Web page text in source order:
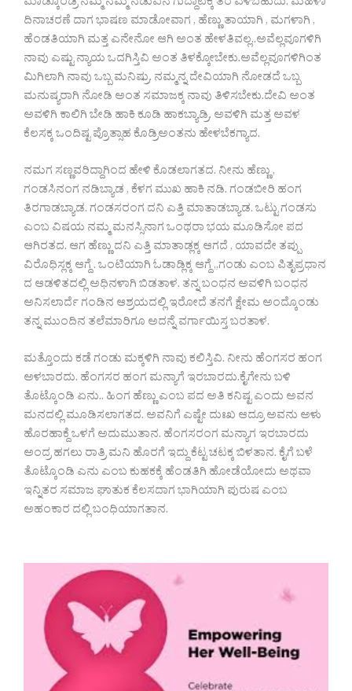
ದಿನಾಚರಣೆ ದಾಗ ಭಾಷಣ ಮಾಡೋವಾಗ , ಹೆಣ್ಣು ತಾಯಾಗಿ , ಮಗಳಾಗಿ ,
ಹೆಂಡತಿಯಾಗಿ ಮತ್ತ ಎನೇನೋ ಆಗಿ ಅಂತ ಹೇಳತಿವಲ್ಲ..ಅವೆಲ್ಲವೂಗಳಿಗಿ
ನಾವು ಎಷ್ಟು ನ್ಯಾಯ ಒದಗಿಸ್ತಿವಿ ಅಂತ ತಿಳಕ್ಕೋಬೇಕು.ಅವೆಲ್ಲವೂಗಳಿಗಿಂತ
ಮಿಗಿಲಾಗಿ ನಾವು ಒಬ್ಬ ಮನಿಷ್ರು. ನಮ್ಮನ್ನ ದೇವಿಯಾಗಿ ನೋಡದೆ ಒಬ್ಬ
ಮನುಷ್ಯರಾಗಿ ನೋಡಿ ಅಂತ ಸಮಾಜಕ್ಕ ನಾವು ತಿಳಿಸಬೇಕು.ದೇವಿ ಅಂತ
ಅವಳಿಗಿ ಕಾಲಿಗಿ ಬೇಡಿ ಹಾಕಿ ಕೂಡಿ ಹಾಕಬ್ಯಾಡ್ರಿ. ಅವಳಿಗಿ ಮತ್ತ ಅವಳ
ಕೆಲಸಕ್ಕ ಒಂದಿಷ್ಟ ಪ್ರೊತ್ಸಾಹ ಕೊಡ್ರಿಅಂತನು ಹೇಳಬೆಕಗ್ಯಾದ.
ನಮಗ ಸಣ್ಣವರಿದ್ದಾಗಿಂದ ಹೇಳಿ ಕೊಡಲಾಗತದ. ನೀನು ಹೆಣ್ಣು ,
ಗಂಡಸಿನಂಗ ನಡಿಬ್ಯಾಡ , ಕೆಳಗ ಮುಖ ಹಾಕಿ ನಡಿ. ಗಂಡಬೀರಿ ಹಂಗ
ತಿರಗಾಡಬ್ಯಾಡ. ಗಂಡಸರಂಗ ದನಿ ಎತ್ತಿ ಮಾತಾಡಬ್ಯಾಡ. ಒಟ್ಟು ಗಂಡಸು
ಎಂಬ ವಿಷಯ ನಮ್ಮ ಮನಸ್ಸಿನಾಗ ಒಂಥರಾ ಭಯ ಮೂಡಿಸೋ ಪದ
ಆಗಿರತದ. ಆಗ ಹೆಣ್ಣು ದನಿ ಎತ್ತಿ ಮಾತಾಡ್ಲಕ್ಕ ಆಗದೆ , ಯಾವದೇ ತಪ್ಪು
ವಿರೊಧಿಸ್ಲಕ್ಕ ಆಗ್ದೆ . ಒಂಟಿಯಾಗಿ ಓಡಾಡ್ಲಿಕ್ಕ ಆಗ್ದೆ ,,ಗಂಡು ಎಂಬ ಪಿತೃಪ್ರಧಾನ
ದ ಆಡಳಿತದಲ್ಲಿ ಅಧಿನಳಾಗಿ ಬಿಡತಾಳ. ತನ್ನ ಬಂಧನ ಅವಳಿಗಿ ಬಂಧನ
ಅನಿಸಲಾರ್ದೆ ಗಂಡಿನ ಆಶ್ರಯದಲ್ಲಿ ಇರೋದೆ ತನಗೆ ಕ್ಷೇಮ ಅಂದ್ಕೊಂಡು
ತನ್ನ ಮುಂದಿನ ತಲೆಮಾರಿಗೂ ಅದನ್ನೆ ವರ್ಗಾಯಿಸ್ತ ಬರತಾಳ.
ಮತ್ತೊಂದು ಕಡೆ ಗಂಡು ಮಕ್ಕಳಿಗಿ ನಾವು ಕಲಿಸ್ತಿವಿ. ನೀನು ಹೆಂಗಸರ ಹಂಗ
ಅಳಬಾರದು. ಹೆಂಗಸರ ಹಂಗ ಮನ್ಯಾಗೆ ಇರಬಾರದು.ಕೈಗೇನು ಬಳಿ
ತೊಟ್ಕೊಂಡಿ ಏನು.. ಹಿಂಗ ಹೆಣ್ಣು ಎಂಬ ಪದ ಅತಿ ಕನಿಷ್ಟ ಎಂದು ಅವನ
ಮನದಲ್ಲಿ ಮೂಡಿಸಲಾಗತದ. ಅವನಿಗೆ ಎಷ್ಟೇ ದುಃಖ ಆದ್ರೂ ಅವನು ಅಳು
ಹೊರಹಾಕ್ದೆ ಒಳಗೆ ಅದುಮುತಾನ. ಹೆಂಗಸರಂಗ ಮನ್ಯಾಗ ಇರಬಾರದು
ಅಂದ್ರ ಹಗಲು ರಾತ್ರಿ ಮನಿ ಹೊರಗೆ ಇದ್ದು ಕೆಟ್ಟ ಚಟಕ್ಕ ಬಿಳತಾನ. ಕೈಗೆ ಬಳೆ
ತೊಟ್ಕೊಂಡಿ ಎನು ಎಂಬ ಕುಹಕಕ್ಕೆ ಹೆಂಡತಿಗಿ ಹೋಡೆಯೋದು ಅಥವಾ
ಇನ್ನಿತರ ಸಮಾಜ ಘಾತುಕ ಕೆಲಸದಾಗ ಭಾಗಿಯಾಗಿ ಪುರುಷ ಎಂಬ
ಅಹಂಕಾರ ದಲ್ಲಿ ಬಂಧಿಯಾಗತಾನ.